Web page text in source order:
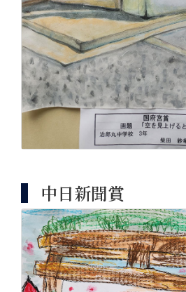
中日新聞賞